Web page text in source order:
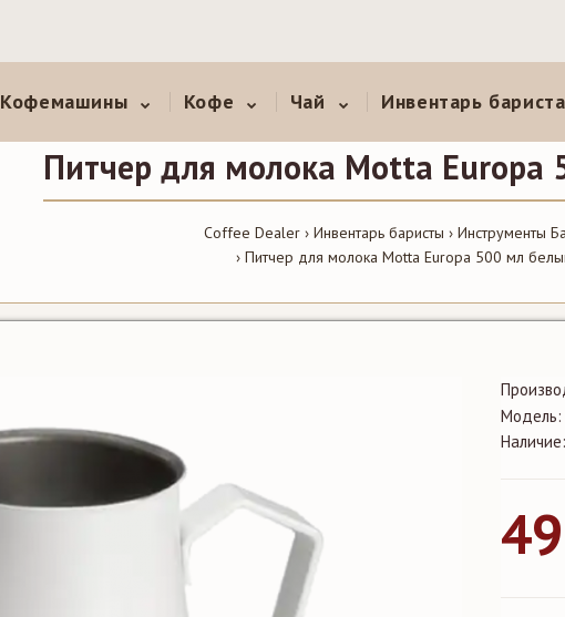
Кофемашины Кофе Чай Инвентарь бариста
Питчер для молока Motta Europa
Coffee Dealer Инвентарь баристы
Инструменты
Питчер для молока Motta Europa 500 мл
Модель:
Наличие: